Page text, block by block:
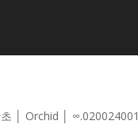
│ Orchid │ ∞.020024001